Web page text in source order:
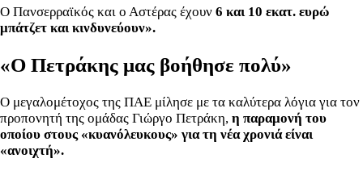
Ο Πανσερραϊκός και ο Αστέρας έχουν 6 και 10 εκατ. ευρώ
μπάτζετ και κινδυνεύουν».
«Ο Πετράκης μας βοήθησε πολύ»
Ο μεγαλομέτοχος της ΠΑΕ μίλησε με τα καλύτερα λόγια για τον
προπονητή της ομάδας Γιώργο Πετράκη, η παραμονή του
οποίου στους «κυανόλευκους» για τη νέα χρονιά είναι
«ανοιχτή».